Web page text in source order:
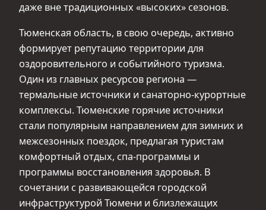
даже вне традиционных «высоких» сезонов.
Тюменская область, в свою очередь, активно
формирует репутацию территории для
оздоровительного и событийного туризма.
Один из главных ресурсов региона —
термальные источники и санаторно-курортные
комплексы. Тюменские горячие источники
стали популярным направлением для зимних и
межсезонных поездок, предлагая туристам
комфортный отдых, спа-программы и
программы восстановления здоровья. В
сочетании с развивающейся городской
инфраструктурой Тюмени и близлежащих